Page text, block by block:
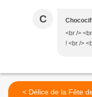
C
<br />
! <br />
< Délice de la Fête des